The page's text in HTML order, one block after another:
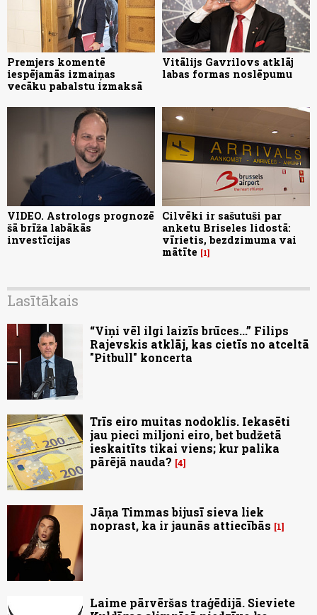
Premjers komentē
iespējamās izmaiņas
vecāku pabalstu izmaksā
Vitālijs Gavrilovs atklāj
labas formas noslēpumu
VIDEO. Astrologs prognozē
šā brīža labākās
investīcijas
Cilvēki ir sašutuši par
anketu Briseles lidostā:
vīrietis, bezdzimuma vai
mātīte
1
Lasītākais
“Viņi vēl ilgi laizīs brūces...” Filips
Rajevskis atklāj, kas cietīs no atceltā
"Pitbull" koncerta
Trīs eiro muitas nodoklis. Iekasēti
jau pieci miljoni eiro, bet budžetā
ieskaitīts tikai viens; kur palika
pārējā nauda? 4
Jāņa Timmas bijusī sieva liek
noprast, ka ir jaunās attiecībās
1
Laime pārvēršas traģēdijā. Sieviete